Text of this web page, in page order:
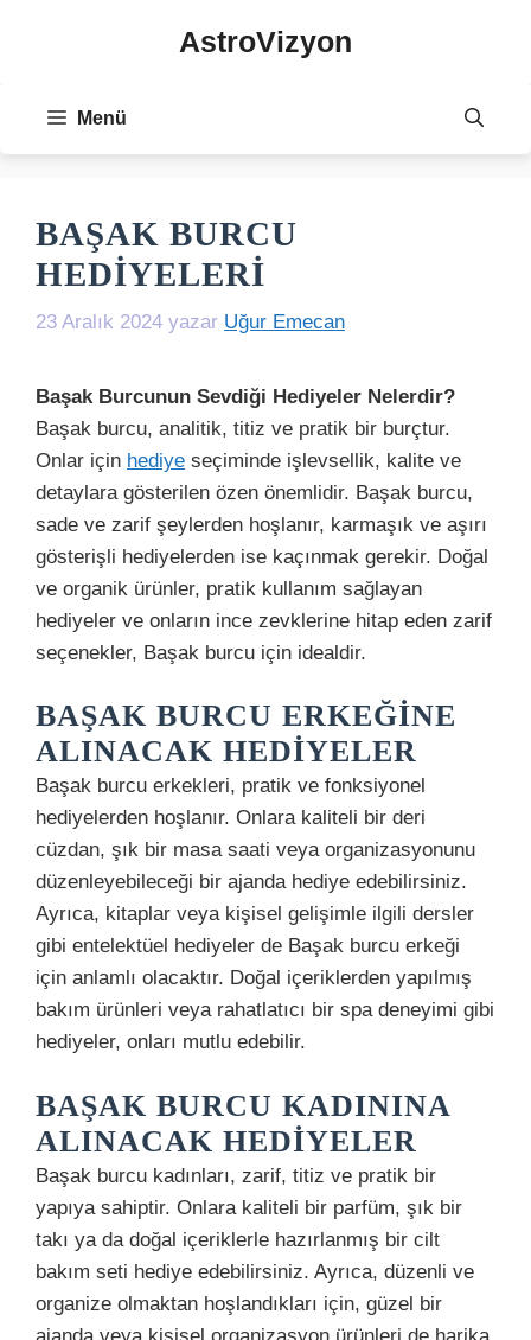
AstroVizyon
Menü
BAŞAK BURCU
HEDIYELERI
23 Aralık 2024 yazar Uğur Emecan
Başak Burcunun Sevdiği Hediyeler Nelerdir?
Başak burcu, analitik, titiz ve pratik bir burçtur.
Onlar için hediye seçiminde işlevsellik, kalite ve
detaylara gösterilen özen önemlidir. Başak burcu,
sade ve zarif şeylerden hoşlanır, karmaşık ve aşırı
gösterişli hediyelerden ise kaçınmak gerekir. Doğal
ve organik ürünler, pratik kullanım sağlayan
hediyeler ve onların ince zevklerine hitap eden zarif
seçenekler, Başak burcu için idealdir.
BAŞAK BURCU ERKEĞINE
ALINACAK HEDIYELER
Başak burcu erkekleri, pratik ve fonksiyonel
hediyelerden hoşlanır. Onlara kaliteli bir deri
cüzdan, şık bir masa saati veya organizasyonunu
düzenleyebileceği bir ajanda hediye edebilirsiniz.
Ayrıca, kitaplar veya kişisel gelişimle ilgili dersler
gibi entelektüel hediyeler de Başak burcu erkeği
için anlamlı olacaktır. Doğal içeriklerden yapılmış
bakım ürünleri veya rahatlatıcı bir spa deneyimi gibi
hediyeler, onları mutlu edebilir.
BAŞAK BURCU KADININA
ALINACAK HEDIYELER
Başak burcu kadınları, zarif, titiz ve pratik bir
yapıya sahiptir. Onlara kaliteli bir parfüm, şık bir
takı ya da doğal içeriklerle hazırlanmış bir cilt
bakım seti hediye edebilirsiniz. Ayrıca, düzenli ve
organize olmaktan hoşlandıkları için, güzel bir
ajanda veya kişisel organizasyon ürünleri de harika